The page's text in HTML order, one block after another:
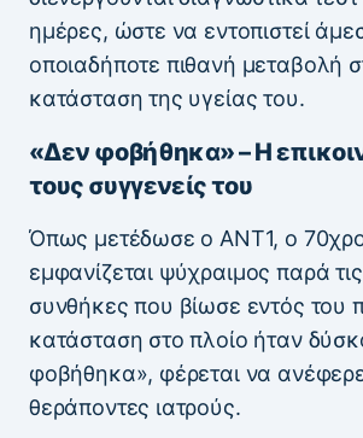
ημέρες, ώστε να εντοπιστεί
οποιαδήποτε πιθανή μεταβολή
κατάσταση της υγείας του.
«Δεν φοβήθηκα» – Η
τους συγγενείς του
Όπως μετέδωσε ο ΑΝΤ1, ο
εμφανίζεται ψύχραιμος παρά
συνθήκες που βίωσε εντός του
κατάσταση στο πλοίο ήταν
φοβήθηκα», φέρεται να
θεράποντες ιατρούς.